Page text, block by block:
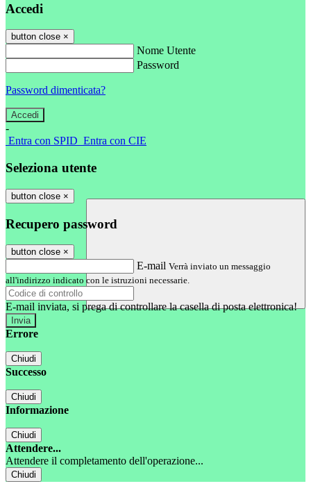
Accedi
button close ×
Nome Utente
Password
Password dimenticata?
-
Entra con SPID Entra con CIE
Seleziona utente
button close ×
Recupero password
button close ×
E-mail Verrà inviato un messaggio
all'indirizzo indicato con le istruzioni necessarie.
E-mail inviata, si prega di controllare la casella di posta elettronica!
Errore
Chiudi
Successo
Chiudi
Informazione
Chiudi
Attendere...
Attendere il completamento dell'operazione...
Chiudi